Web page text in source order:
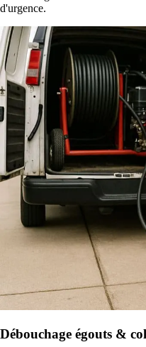
d'urgence.
Débouchage égouts &